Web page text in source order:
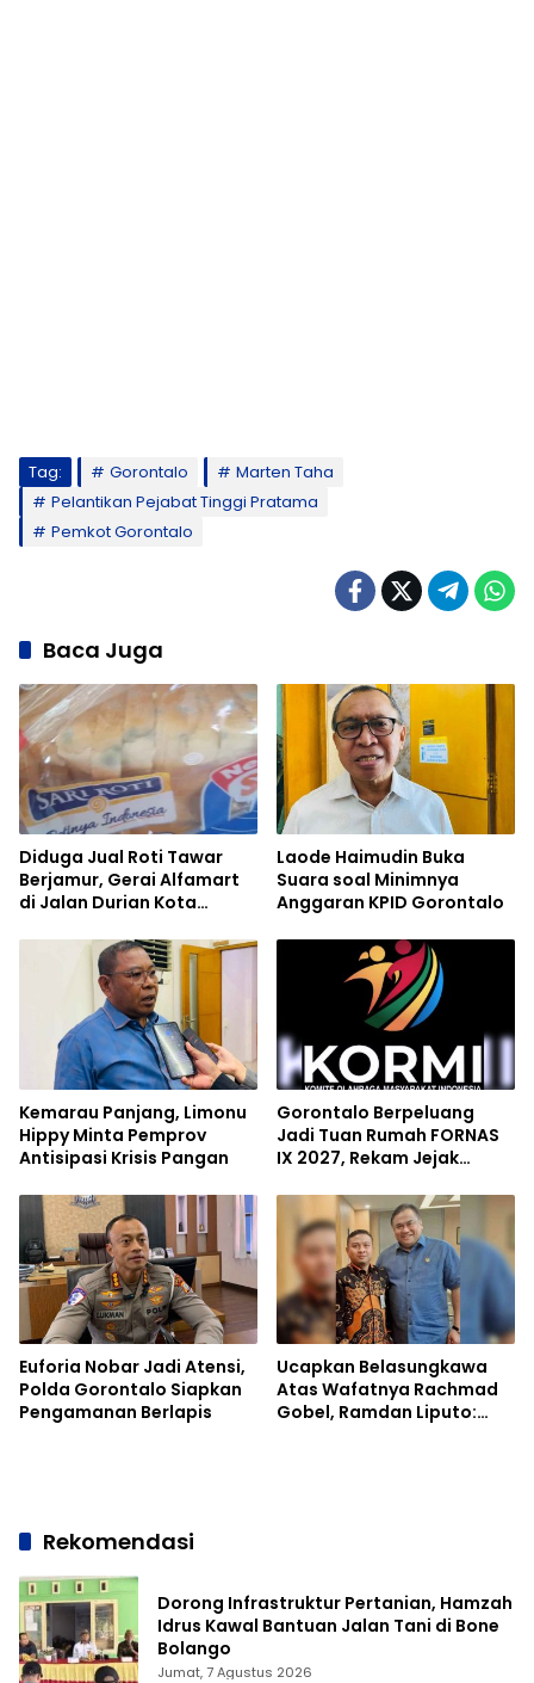
Tag: Gorontalo
Marten Taha
Pelantikan Pejabat Tinggi Pratama
Pemkot Gorontalo
Baca Juga
Diduga Jual Roti Tawar
Berjamur, Gerai Alfamart
di Jalan Durian Kota
Laode Haimudin Buka
Suara soal Minimnya
Anggaran KPID Gorontalo
Kemarau Panjang, Limonu
Hippy Minta Pemprov
Antisipasi Krisis Pangan
Gorontalo Berpeluang
Jadi Tuan Rumah FORNAS
IX 2027, Rekam Jejak
Modal
Euforia Nobar Jadi Atensi,
Polda Gorontalo Siapkan
Pengamanan Berlapis
Ucapkan Belasungkawa
Atas Wafatnya Rachmad
Gobel, Ramdan Liputo:
Rekomendasi
Dorong Infrastruktur Pertanian, Hamzah
Idrus Kawal Bantuan Jalan Tani di Bone
Bolango
Jumat, 7 Agustus 2026